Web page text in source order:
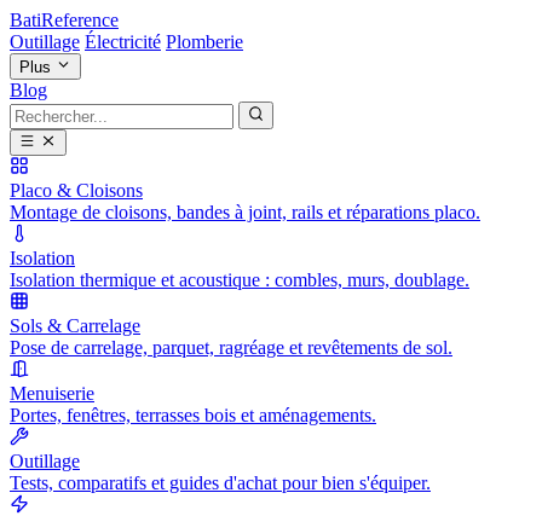
BatiReference
Outillage Électricité Plomberie
Plus
Blog
Placo & Cloisons
Montage de cloisons, bandes à joint, rails et réparations placo.
Isolation
Isolation thermique et acoustique : combles, murs, doublage.
Sols & Carrelage
Pose de carrelage, parquet, ragréage et revêtements de sol.
Menuiserie
Portes, fenêtres, terrasses bois et aménagements.
Outillage
Tests, comparatifs et guides d'achat pour bien s'équiper.